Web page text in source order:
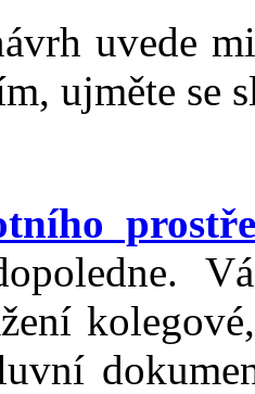
uvede
ujměte se